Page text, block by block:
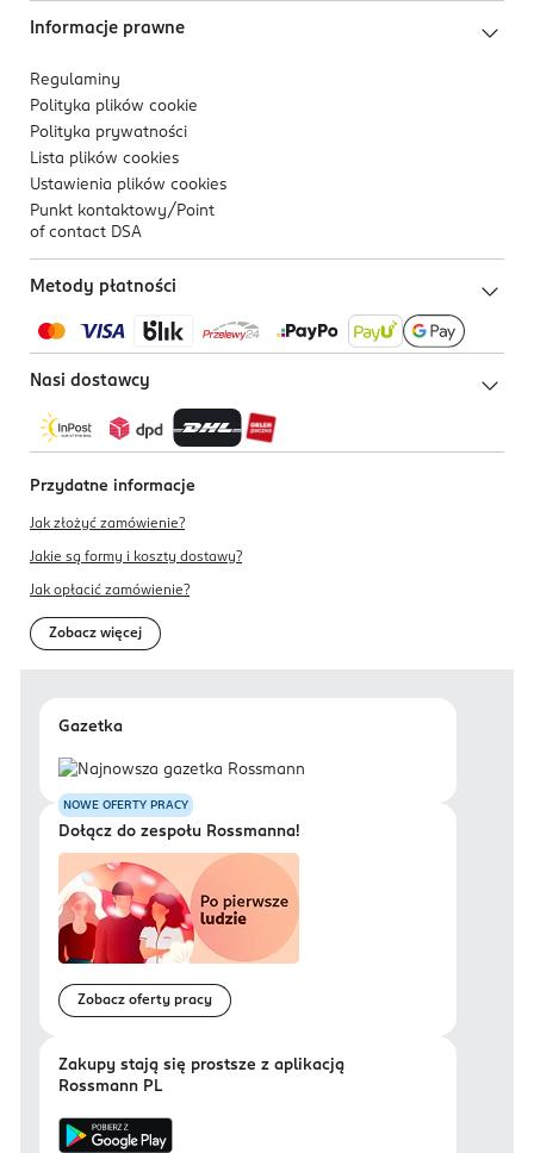
Informacje prawne
Regulaminy
Polityka plików cookie
Polityka prywatności
Lista plików cookies
Ustawienia plików cookies
Punkt kontaktowy/ Point
of contact DSA
Metody płatności
Nasi dostawcy
Przydatne informacje
Jak złożyć zamówienie?
Jakie są formy i koszty dostawy?
Jak opłacić zamówienie?
Zobacz więcej
Gazetka
NOWE OFERTY PRACY
Dołącz do zespołu Rossmanna!
Zobacz oferty pracy
Zakupy stają się prostsze z aplikacją
Rossmann PL